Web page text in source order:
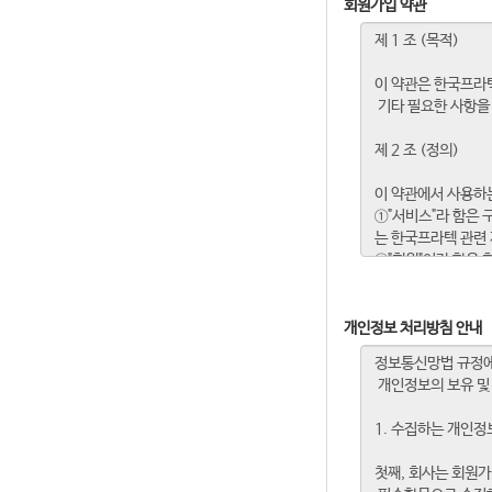
회원가입 약관
개인정보 처리방침 안내